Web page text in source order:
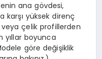
ana gövdesi,
karşı yüksek direnç
çelik profillerden
yıllar boyunca
göre değişiklik